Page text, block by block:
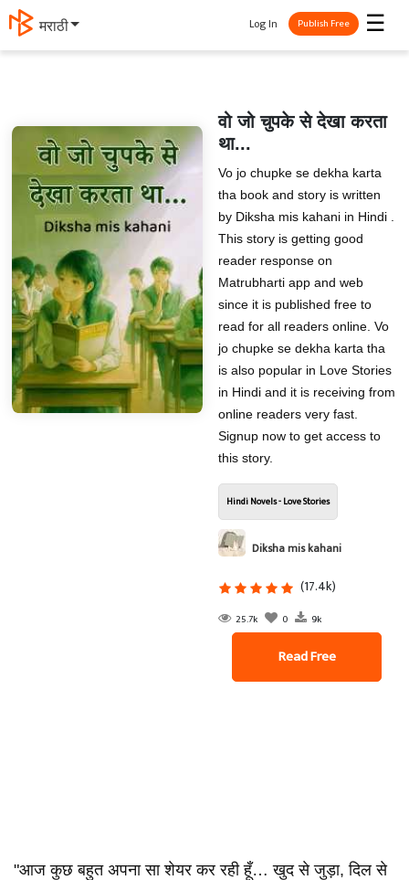
मराठी ☰
Log In Publish Free
वो जो चुपके से देखा करता
था...
Vo jo chupke se dekha karta
tha book and story is written
by Diksha mis kahani in Hindi .
This story is getting good
reader response on
Matrubharti app and web
since it is published free to
read for all readers online. Vo
jo chupke se dekha karta tha
is also popular in Love Stories
in Hindi and it is receiving from
online readers very fast.
Signup now to get access to
this story.
Hindi Novels - Love Stories
Diksha mis kahani
(17.4k)
25.7k 0 9k
Read Free
"आज कुछ बहुत अपना सा शेयर कर रही हूँ… खुद से जुड़ा, दिल से